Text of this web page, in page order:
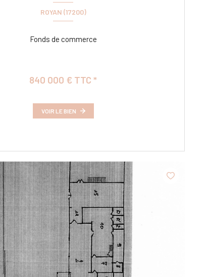
ROYAN (17200)
Fonds de commerce
840 000 € TTC *
VOIR LE BIEN